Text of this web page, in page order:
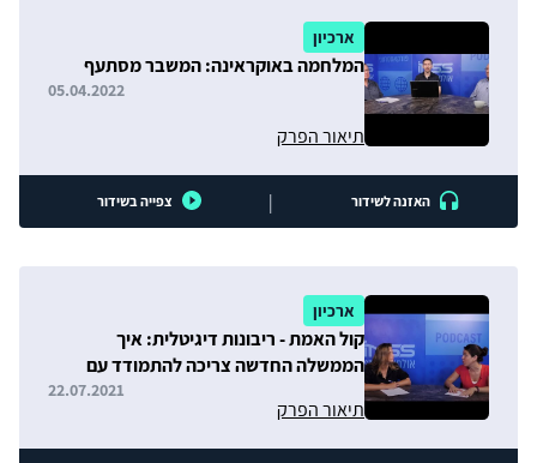
ארכיון
המלחמה באוקראינה: המשבר מסתעף
תיאור הפרק
05.04.2022
האזנה לשידור | צפייה בשידור
ארכיון
קול האמת - ריבונות דיגיטלית: איך
הממשלה החדשה צריכה להתמודד עם
תיאור הפרק
22.07.2021